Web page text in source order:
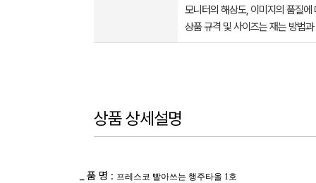
모니터의 해상도, 이미지의 품질
상품 규격 및 사이즈는 재는 방법
상품 상세설명
_ 품 명 : 프레스코 빨아쓰는 행주타올 1호